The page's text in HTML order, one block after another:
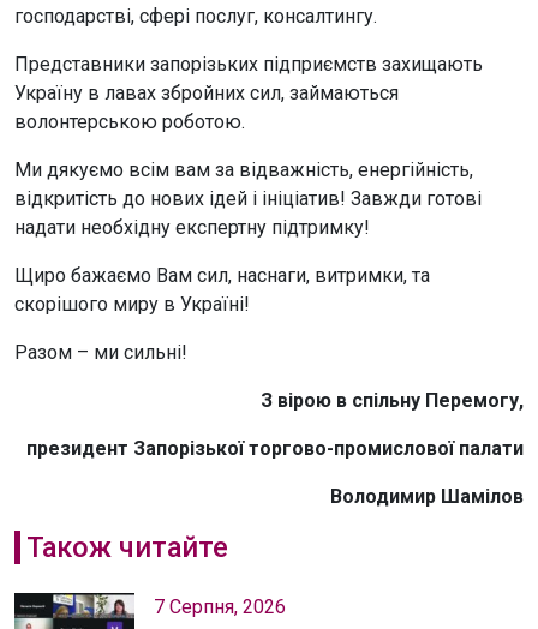
господарстві, сфері послуг, консалтингу.
Представники запорізьких підприємств захищають
Україну в лавах збройних сил, займаються
волонтерською роботою.
Ми дякуємо всім вам за відважність, енергійність,
відкритість до нових ідей і ініціатив! Завжди готові
надати необхідну експертну підтримку!
Щиро бажаємо Вам сил, наснаги, витримки, та
скорішого миру в Україні!
Разом – ми сильні!
З вірою в спільну Перемогу,
президент Запорізької торгово-промислової палати
Володимир Шамілов
Також читайте
7 Серпня, 2026